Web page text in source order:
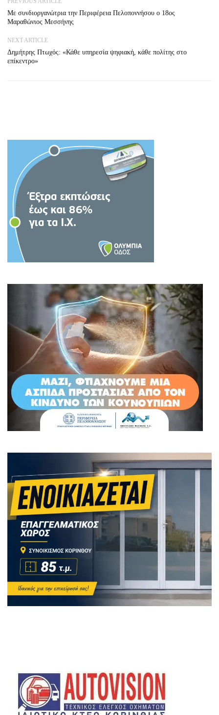
Με συνδιοργανώτρια την Περιφέρεια Πελοποννήσου ο 18ος
Μαραθώνιος Μεσσήνης
NEXT ARTICLE
Δημήτρης Πτωχός: «Κάθε υπηρεσία ψηφιακή, κάθε πολίτης στο
επίκεντρο»